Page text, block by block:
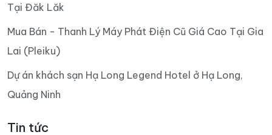
Tại Đăk Lăk
Mua Bán - Thanh Lý Máy Phát Điện Cũ Giá Cao Tại Gia
Lai (Pleiku)
Dự án khách sạn Hạ Long Legend Hotel ở Hạ Long,
Quảng Ninh
Tin tức